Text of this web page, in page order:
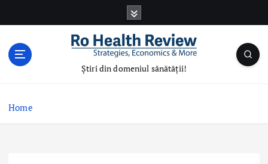
Știri din domeniul sănătății!
Home